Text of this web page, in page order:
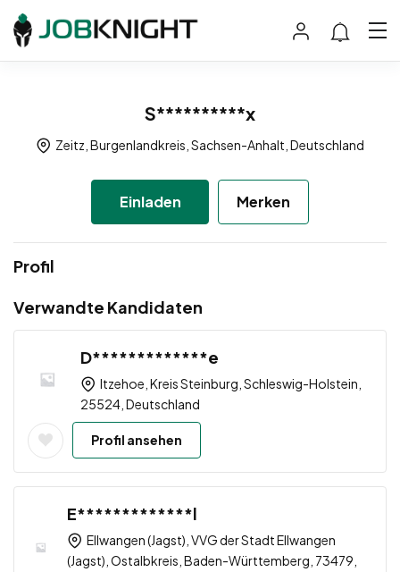
S**********x
Zeitz, Burgenlandkreis, Sachsen-Anhalt, Deutschland
Einladen Merken
Profil
Verwandte Kandidaten
D*************e
Itzehoe, Kreis Steinburg, Schleswig-Holstein,
25524, Deutschland
Profil ansehen
E*************l
Ellwangen (Jagst), VVG der Stadt Ellwangen
(Jagst), Ostalbkreis, Baden-Württemberg, 73479,